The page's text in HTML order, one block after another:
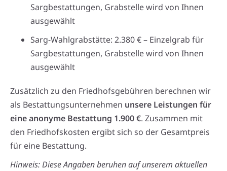
Sargbestattungen, Grabstelle wird von Ihnen
ausgewählt
Sarg-Wahlgrabstätte: 2.380 € – Einzelgrab für
Sargbestattungen, Grabstelle wird von Ihnen
ausgewählt
Zusätzlich zu den Friedhofsgebühren berechnen wir
als Bestattungsunternehmen unsere Leistungen für
eine anonyme Bestattung 1.900 €. Zusammen mit
den Friedhofskosten ergibt sich so der Gesamtpreis
für eine Bestattung.
Hinweis: Diese Angaben beruhen auf unserem aktuellen